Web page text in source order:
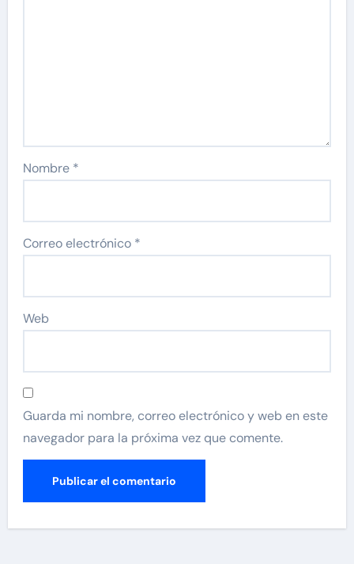
Nombre *
Correo electrónico *
Web
Guarda mi nombre, correo electrónico y web en este
navegador para la próxima vez que comente.